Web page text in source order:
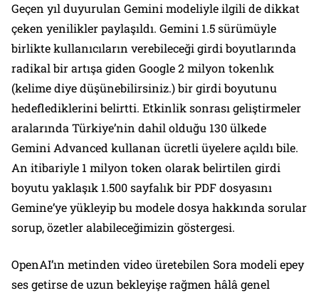
Geçen yıl duyurulan Gemini modeliyle ilgili de dikkat
çeken yenilikler paylaşıldı. Gemini 1.5 sürümüyle
birlikte kullanıcıların verebileceği girdi boyutlarında
radikal bir artışa giden Google 2 milyon tokenlık
(kelime diye düşünebilirsiniz.) bir girdi boyutunu
hedeflediklerini belirtti. Etkinlik sonrası geliştirmeler
aralarında Türkiye’nin dahil olduğu 130 ülkede
Gemini Advanced kullanan ücretli üyelere açıldı bile.
An itibariyle 1 milyon token olarak belirtilen girdi
boyutu yaklaşık 1.500 sayfalık bir PDF dosyasını
Gemine’ye yükleyip bu modele dosya hakkında sorular
sorup, özetler alabileceğimizin göstergesi.
OpenAI’ın metinden video üretebilen Sora modeli epey
ses getirse de uzun bekleyişe rağmen hâlâ genel